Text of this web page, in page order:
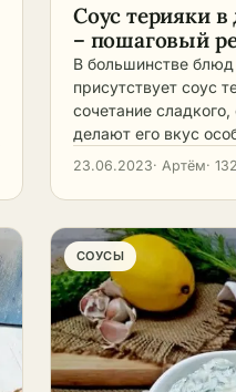
Соус терияки
– пошаговый
В большинстве блюд
присутствует соус
сочетание
делают его вкус
23.06.2023· Артём·
СОУСЫ